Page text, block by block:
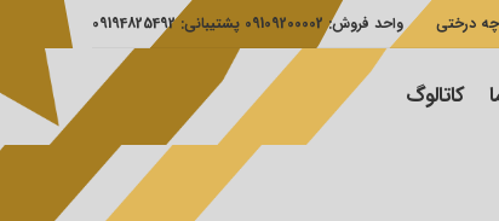
درختی واحد فروش: 09109200002 پشتیبانی: 09194825492
کاتالوگ